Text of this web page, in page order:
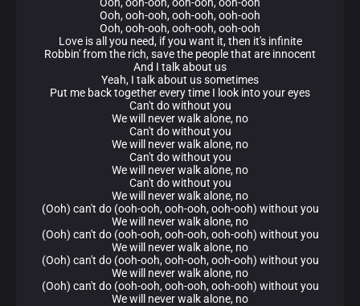
Ooh, ooh-ooh, ooh-ooh, ooh-ooh
Ooh, ooh-ooh, ooh-ooh, ooh-ooh
Love is all you need, if you want it, then it's infinite
Robbin' from the rich, save the people that are innocent
And I talk about us
Yeah, I talk about us sometimes
Put me back together every time I look into your eyes
Can't do without you
We will never walk alone, no
Can't do without you
We will never walk alone, no
Can't do without you
We will never walk alone, no
Can't do without you
We will never walk alone, no
(Ooh) can't do (ooh-ooh, ooh-ooh, ooh-ooh) without you
We will never walk alone, no
(Ooh) can't do (ooh-ooh, ooh-ooh, ooh-ooh) without you
We will never walk alone, no
(Ooh) can't do (ooh-ooh, ooh-ooh, ooh-ooh) without you
We will never walk alone, no
(Ooh) can't do (ooh-ooh, ooh-ooh, ooh-ooh) without you
We will never walk alone, no